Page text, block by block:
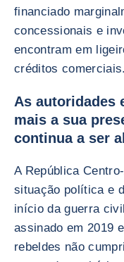
financiado
concessionais e
encontram em
créditos comerciais.
As autoridades
mais a sua
continua a ser
A República
situação política e
início da guerra
assinado em 2019
rebeldes não